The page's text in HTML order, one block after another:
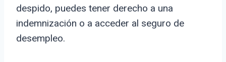
despido, puedes tener derecho a una
indemnización o a acceder al seguro de
desempleo.